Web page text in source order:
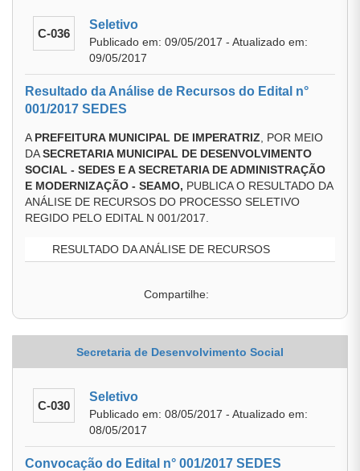
C-036
Seletivo
Publicado em: 09/05/2017 - Atualizado em:
09/05/2017
Resultado da Análise de Recursos do Edital n°
001/2017 SEDES
A PREFEITURA MUNICIPAL DE IMPERATRIZ , POR MEIO
DASECRETARIA MUNICIPAL DE DESENVOLVIMENTO
SOCIAL - SEDES E A SECRETARIA DE ADMINISTRAÇÃO
E MODERNIZAÇÃO - SEAMO, PUBLICA O RESULTADO DA
ANÁLISE DE RECURSOS DO PROCESSO SELETIVO
REGIDO PELO EDITAL N 001/2017.
RESULTADO DA ANÁLISE DE RECURSOS
Compartilhe:
Secretaria de Desenvolvimento Social
C-030
Seletivo
Publicado em: 08/05/2017 - Atualizado em:
08/05/2017
Convocação do Edital n° 001/2017 SEDES